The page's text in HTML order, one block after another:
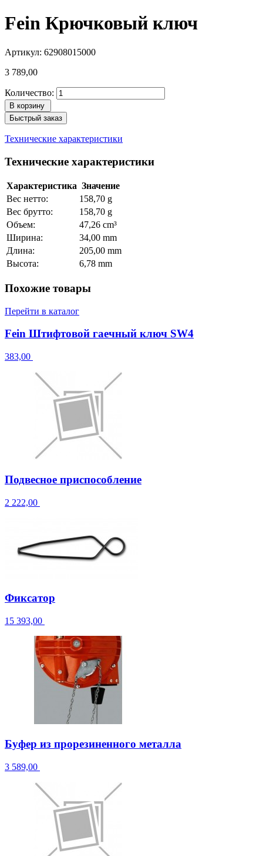
Fein Крючковый ключ
Артикул: 62908015000
3 789,00
Количество:
В корзину
Быстрый заказ
Технические характеристики
Технические характеристики
Характеристика Значение
Вес нетто:
158,70 g
Вес брутто:
158,70 g
Объем:
47,26 cm³
Ширина:
34,00 mm
Длина:
205,00 mm
Высота:
6,78 mm
Похожие товары
Перейти в каталог
Fein Штифтовой гаечный ключ SW4
383,00
Подвесное приспособление
2 222,00
Фиксатор
15 393,00
Буфер из прорезиненного металла
3 589,00